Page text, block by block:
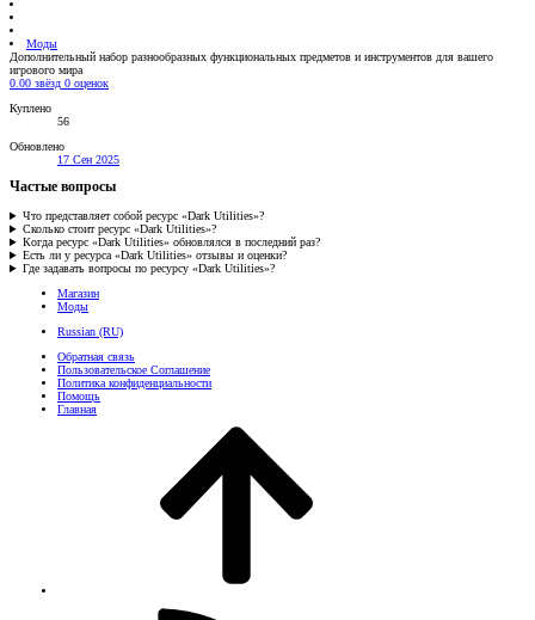
Моды
Дополнительный набор разнообразных функциональных предметов и инструментов для вашего
игрового мира
0.00 звёзд 0 оценок
Куплено
56
Обновлено
17 Сен 2025
Частые вопросы
Что представляет собой ресурс «Dark Utilities»?
Сколько стоит ресурс «Dark Utilities»?
Когда ресурс «Dark Utilities» обновлялся в последний раз?
Есть ли у ресурса «Dark Utilities» отзывы и оценки?
Где задавать вопросы по ресурсу «Dark Utilities»?
Магазин
Моды
Russian (RU)
Обратная связь
Пользовательское Соглашение
Политика конфиденциальности
Помощь
Главная